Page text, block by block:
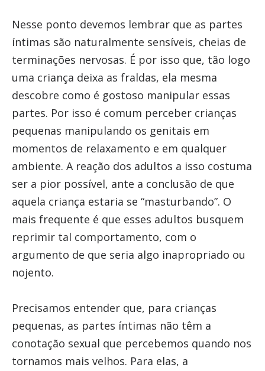
Nesse ponto devemos lembrar que as partes
íntimas são naturalmente sensíveis, cheias de
terminações nervosas. É por isso que, tão logo
uma criança deixa as fraldas, ela mesma
descobre como é gostoso manipular essas
partes. Por isso é comum perceber crianças
pequenas manipulando os genitais em
momentos de relaxamento e em qualquer
ambiente. A reação dos adultos a isso costuma
ser a pior possível, ante a conclusão de que
aquela criança estaria se “masturbando”. O
mais frequente é que esses adultos busquem
reprimir tal comportamento, com o
argumento de que seria algo inapropriado ou
nojento.
Precisamos entender que, para crianças
pequenas, as partes íntimas não têm a
conotação sexual que percebemos quando nos
tornamos mais velhos. Para elas, a